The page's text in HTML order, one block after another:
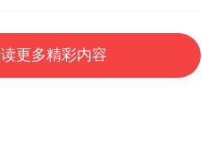
的就业岗位，进一步
更多精彩内容